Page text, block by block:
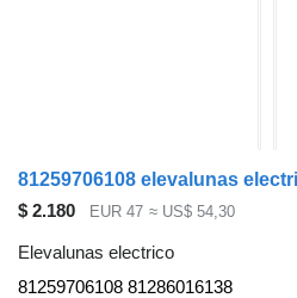
$ 2.180 EUR 47 ≈ US$ 54,30
Elevalunas electrico
81259706108 81286016138